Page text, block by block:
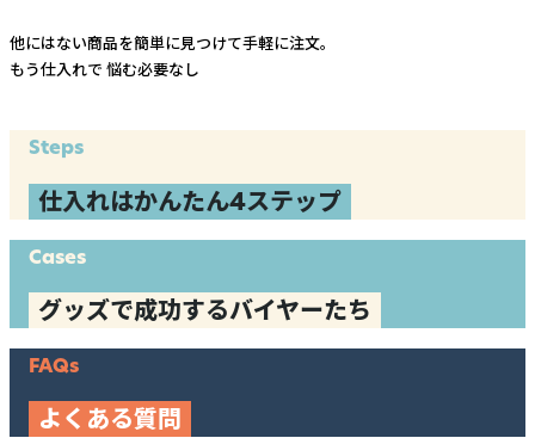
他にはない商品を簡単に見つけて手軽に注文。
もう仕入れで 悩む必要なし
Steps
仕入れはかんたん4ステップ
Cases
グッズで成功するバイヤーたち
FAQs
よくある質問